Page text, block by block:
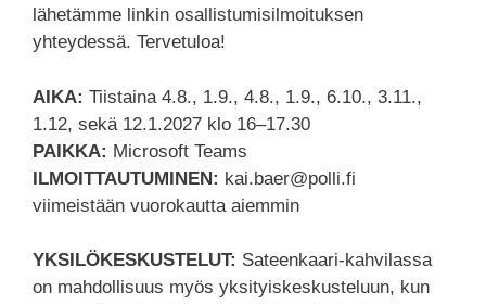
lähetämme linkin osallistumisilmoituksen
yhteydessä. Tervetuloa!
AIKA: Tiistaina 4.8., 1.9., 4.8., 1.9., 6.10., 3.11.,
1.12, sekä 12.1.2027 klo 16–17.30
PAIKKA: Microsoft Teams
ILMOITTAUTUMINEN: kai.baer@polli.fi
viimeistään vuorokautta aiemmin
YKSILÖKESKUSTELUT: Sateenkaari-kahvilassa
on mahdollisuus myös yksityiskeskusteluun, kun